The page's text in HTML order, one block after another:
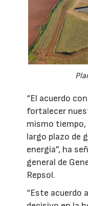
“El acuerdo
fortalecer
mismo tiempo,
largo plazo de
energía”, ha
general de
Repsol.
“Este acuerdo